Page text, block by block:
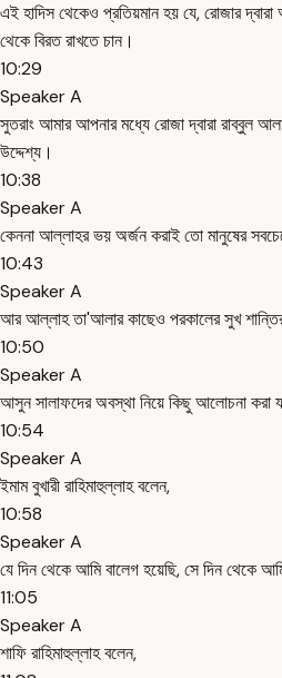
এই হাদিস থেকেও প্রতিয়মান হয় যে, রোজার
থেকে বিরত রাখতে চান।
10:29
Speaker A
সুতরাং আমার আপনার মধ্যে রোজা দ্বারা রাব্বুল
উদ্দেশ্য।
10:38
Speaker A
কেননা আল্লাহর ভয় অর্জন করাই তো মানুষের
10:43
Speaker A
আর আল্লাহ তা'আলার কাছেও পরকালের সুখ
10:50
Speaker A
আসুন সালাফদের অবস্থা নিয়ে কিছু আলোচনা করা
10:54
Speaker A
ইমাম বুখারী রাহিমাহুল্লাহ বলেন,
10:58
Speaker A
যে দিন থেকে আমি বালেগ হয়েছি, সে দিন থেকে
11:05
Speaker A
শাফি রাহিমাহুল্লাহ বলেন,